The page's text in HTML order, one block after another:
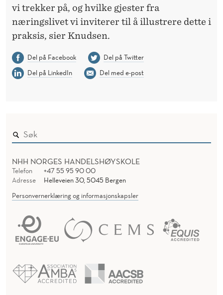
vi trekker på, og hvilke gjester fra
næringslivet vi inviterer til å illustrere dette i
praksis, sier Knudsen.
Del på Facebook
Del på Twitter
Del på LinkedIn
Del med e-post
NHH NORGES HANDELSHØYSKOLE
Telefon
+47 55 95 90 00
Adresse
Helleveien 30, 5045 Bergen
Personvernerklæring og informasjonskapsler